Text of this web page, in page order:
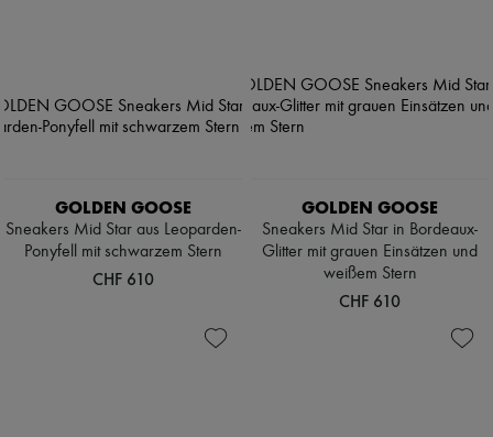
GOLDEN GOOSE
Sneakers Mid Star aus Leoparden-
Ponyfell mit schwarzem Stern
CHF 610
GOLDEN GOOSE
Sneakers Mid Star in Bordeaux-
Glitter mit grauen Einsätzen und
weißem Stern
CHF 610